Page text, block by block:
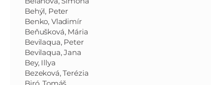
Behýl, Peter
Benko, Vladimír
Beňušková, Mária
Bevilaqua, Peter
Bevilaqua, Jana
Bey, Illya
Bezeková, Terézia
Biró, Tomáš